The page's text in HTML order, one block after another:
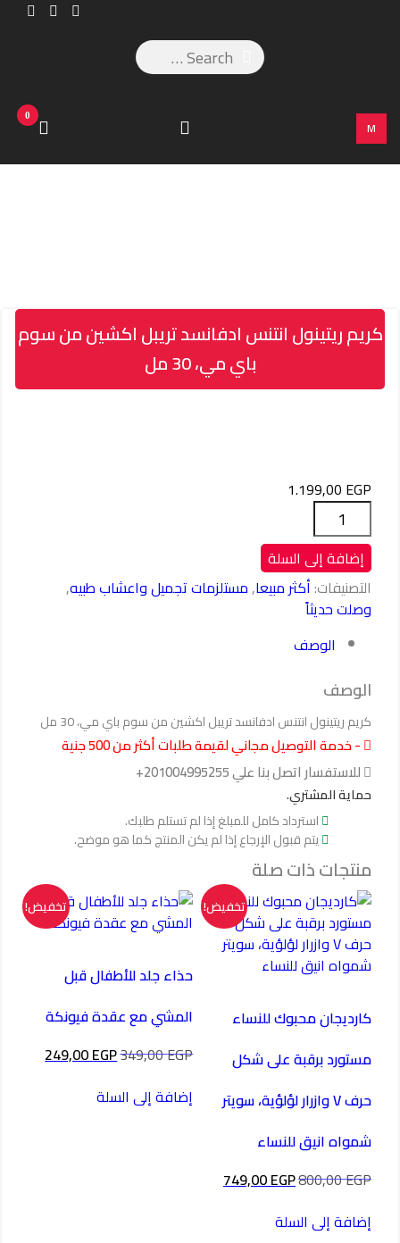
M
0
كريم ريتينول انتنس ادفانسد تريبل اكشين من سوم
باي مي، 30 مل
1.199,00 EGP
كمية
كريم
ريتينول
انتنس
ادفانسد
تريبل
اكشين
سوم
باي
مي،
30
مل
إضافة إلى السلة
التصنيفات:أكثر مبيعا,مستلزمات تجميل واعشاب طبيه,
وصلت حديثاً
الوصف
الوصف
كريم ريتينول انتنس ادفانسد تريبل اكشين من سوم باي مي، 30 مل
- خدمة التوصيل مجاني لقيمة طلبات أكثر من 500 جنية
للاستفسار اتصل بنا علي 201004995255+
حماية المشتري.
استرداد كامل للمبلغ إذا لم تستلم طلبك.
يتم قبول الإرجاع إذا لم يكن المنتج كما هو موضح.
منتجات ذات صلة
تخفيض!
كارديجان محبوك للنساء
مستورد برقبة على شكل
حرف V وازرار لؤلؤية، سويتر
شمواه انيق للنساء
800,00EGP السعر
الأصلي
هو:
800,00 EGP.
749,00EGP
الحالي
إضافة إلى السلة
تخفيض!
حذاء جلد للأطفال قبل
المشي مع عقدة فيونكة
349,00EGP السعر
الأصلي
هو:
349,00 EGP.
249,00EGP السعر
الحالي
إضافة إلى السلة